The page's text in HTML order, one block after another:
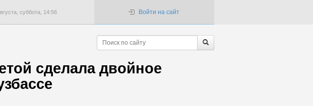
суббота, 14:56 Войти на сайт
сделала двойное